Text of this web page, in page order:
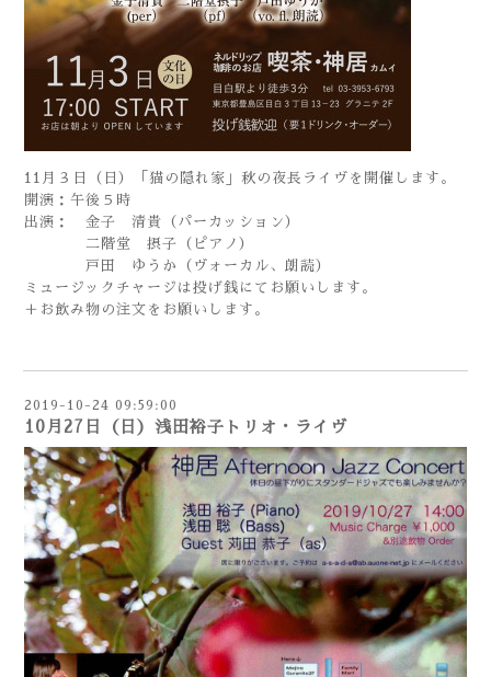
11月３日（日）「猫の隠れ家」秋の夜長ライヴを開催します。
開演：午後５時
出演： 金子 清貴（パーカッション）
二階堂 摂子（ピアノ）
戸田 ゆうか（ヴォーカル、朗読）
ミュージックチャージは投げ銭にてお願いします。
＋お飲み物の注文をお願いします。
2019-10-24 09:59:00
10月27日（日）浅田裕子トリオ・ライヴ